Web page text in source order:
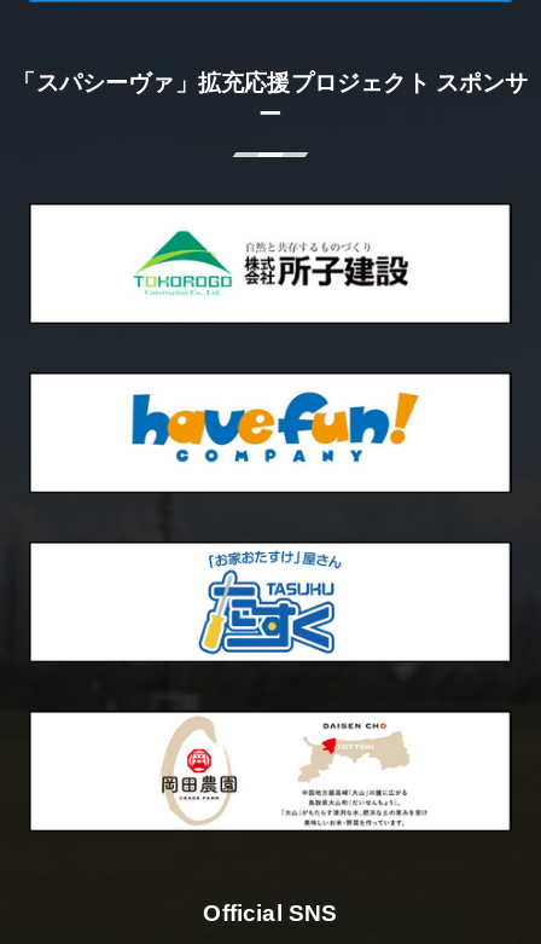
「スパシーヴァ」拡充応援プロジェクト スポンサ
ー
Official SNS